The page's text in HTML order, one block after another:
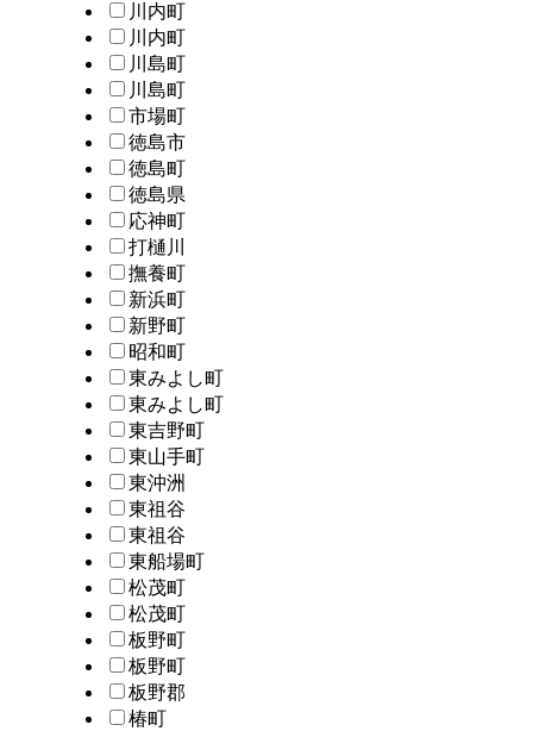
川内町
川内町
川島町
川島町
市場町
徳島市
徳島町
徳島県
応神町
打樋川
撫養町
新浜町
新野町
昭和町
東みよし町
東みよし町
東吉野町
東山手町
東沖洲
東祖谷
東祖谷
東船場町
松茂町
松茂町
板野町
板野町
板野郡
椿町